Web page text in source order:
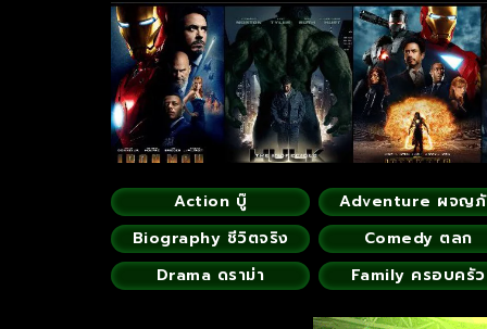
Action บู๊
Adventure ผจญ
Biography ชีวิตจริง
Comedy ตลก
Drama ดราม่า
Family ครอบครัว